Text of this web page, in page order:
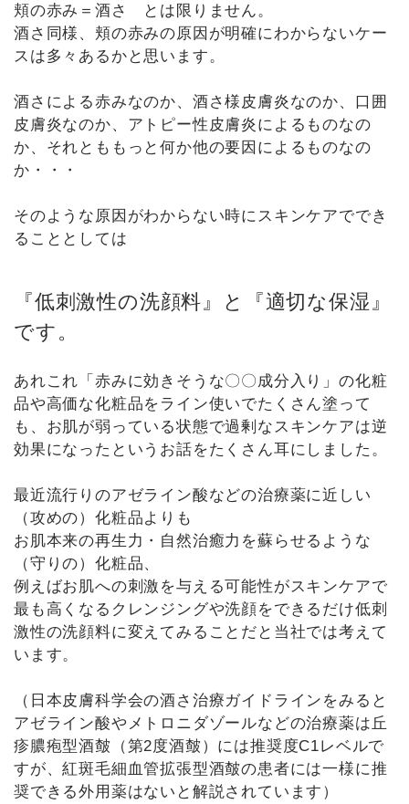
頬の赤み＝酒さ とは限りません。
酒さ同様、頬の赤みの原因が明確にわからないケー
スは多々あるかと思います。
酒さによる赤みなのか、酒さ様皮膚炎なのか、口囲
皮膚炎なのか、アトピー性皮膚炎によるものなの
か、それとももっと何か他の要因によるものなの
か・・・
そのような原因がわからない時にスキンケアででき
ることとしては
『低刺激性の洗顔料』と『適切な保湿』
です。
あれこれ「赤みに効きそうな〇〇成分入り」の化粧
品や高価な化粧品をライン使いでたくさん塗って
も、お肌が弱っている状態で過剰なスキンケアは逆
効果になったというお話をたくさん耳にしました。
最近流行りのアゼライン酸などの治療薬に近しい
（攻めの）化粧品よりも
お肌本来の再生力・自然治癒力を蘇らせるような
（守りの）化粧品、
例えばお肌への刺激を与える可能性がスキンケアで
最も高くなるクレンジングや洗顔をできるだけ低刺
激性の洗顔料に変えてみることだと当社では考えて
います。
（日本皮膚科学会の酒さ治療ガイドラインをみると
アゼライン酸やメトロニダゾールなどの治療薬‌‌は丘
疹膿疱型酒皶（第2度酒皶）には推奨度C1レベルで
すが、紅斑毛細血管拡張型酒皶の患者には一様に推
奨できる外用薬はないと解説されています）